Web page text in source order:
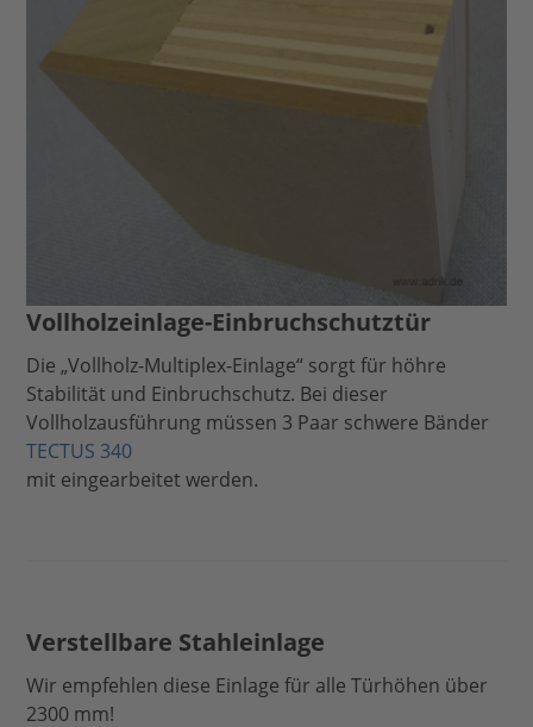
Vollholzeinlage-Einbruchschutztür
Die „Vollholz-Multiplex-Einlage“ sorgt für höhre
Stabilität und Einbruchschutz. Bei dieser
Vollholzausführung müssen 3 Paar schwere Bänder
TECTUS 340
mit eingearbeitet werden.
Verstellbare Stahleinlage
Wir empfehlen diese Einlage für alle Türhöhen über
2300 mm!